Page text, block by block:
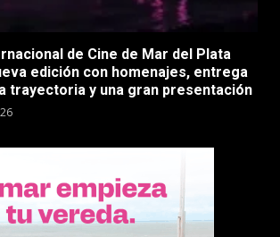
de Cine de Mar del Plata
edición con homenajes, entrega
trayectoria y una gran presentación